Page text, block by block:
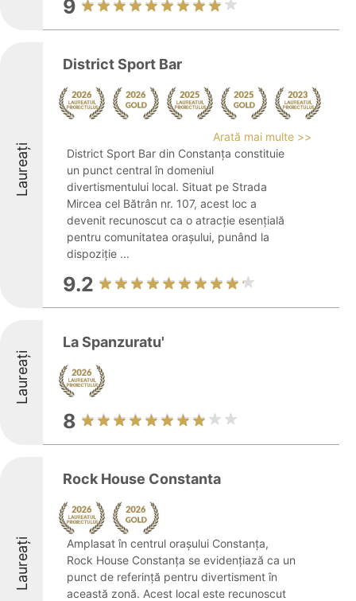
9
Laureați
District Sport Bar
Arată mai multe >>
District Sport Bar din Constanța constituie
un punct central în domeniul
divertismentului local. Situat pe Strada
Mircea cel Bătrân nr. 107, acest loc a
devenit recunoscut ca o atracție esențială
pentru comunitatea orașului, punând la
dispoziție ...
9.2
Laureați
La Spanzuratu'
8
Laureați
Rock House Constanta
Amplasat în centrul orașului Constanța,
Rock House Constanța se evidențiază ca un
punct de referință pentru divertisment în
această zonă. Acest local este recunoscut